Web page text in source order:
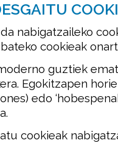
nabigatzaileko
cookieak
guztiek
Egokitzapen
edo
cookieak